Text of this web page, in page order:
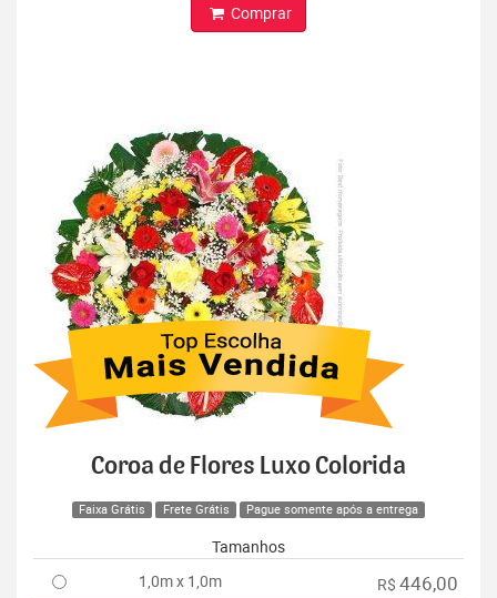
Comprar
Coroa de Flores Luxo Colorida
Faixa Grátis Frete Grátis Pague somente após a entrega
Tamanhos
1,0m x 1,0m
R$ 446,00